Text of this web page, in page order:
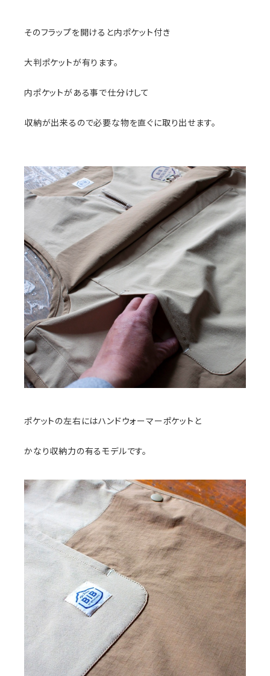
そのフラップを開けると内ポケット付き
大判ポケットが有ります。
内ポケットがある事で仕分けして
収納が出来るので必要な物を直ぐに取り出せます。
ポケットの左右にはハンドウォーマーポケットと
かなり収納力の有るモデルです。